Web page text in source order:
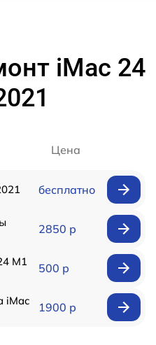
iMac 24
Цена
бесплатно
2850 р
M1
500 р
iMac
1900 р